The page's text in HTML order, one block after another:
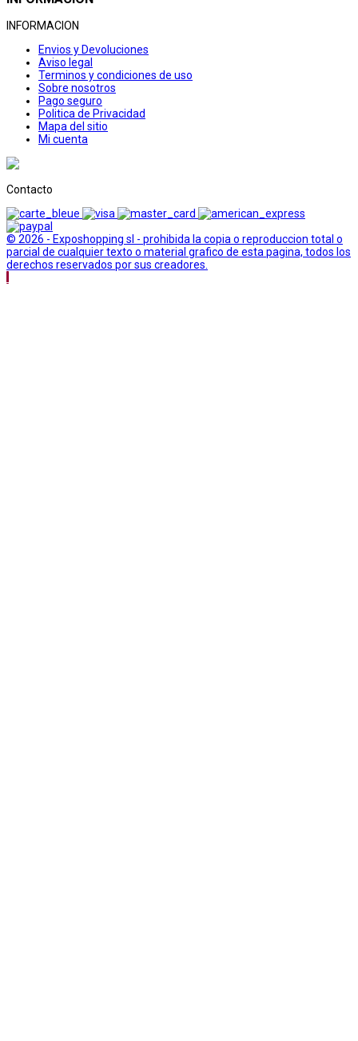
INFORMACION
Envios y Devoluciones
Aviso legal
Terminos y condiciones de uso
Sobre nosotros
Pago seguro
Politica de Privacidad
Mapa del sitio
Mi cuenta
Contacto
© 2026 - Exposhopping sl - prohibida la copia o reproduccion total o
parcial de cualquier texto o material grafico de esta pagina, todos los
derechos reservados por sus creadores.